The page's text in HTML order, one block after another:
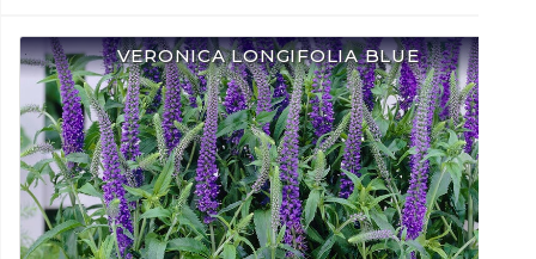
VERONICA LONGIFOLIA BLUE